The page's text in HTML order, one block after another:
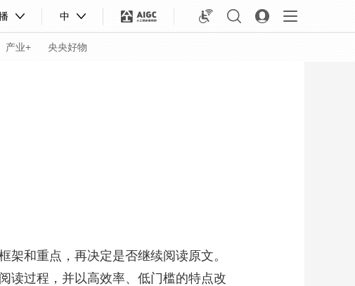
中
产业+ 央央好物
综合体育 亚冬会
和重点，再决定是否继续阅读原文。
读过程，并以高效率、低门槛的特点改